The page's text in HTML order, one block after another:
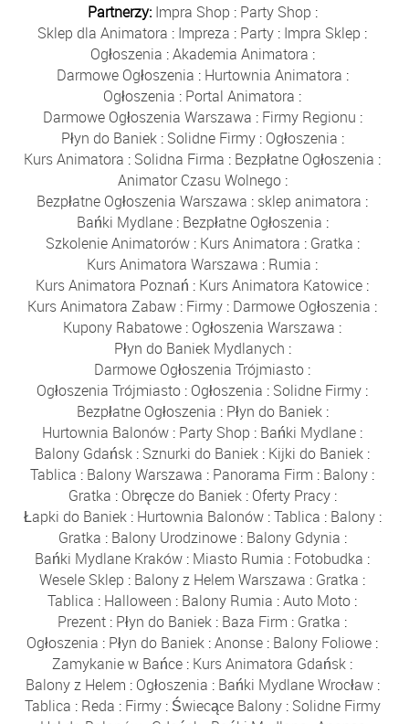
Partnerzy: Impra Shop : Party Shop :
Sklep dla Animatora : Impreza : Party : Impra Sklep :
Ogłoszenia :Akademia Animatora :
Darmowe Ogłoszenia : Hurtownia Animatora :
Ogłoszenia : Portal Animatora :
Darmowe Ogłoszenia Warszawa : Firmy Regionu :
Płyn do Baniek: Solidne Firmy: Ogłoszenia :
Kurs Animatora : Solidna Firma : Bezpłatne Ogłoszenia :
Animator Czasu Wolnego:
Bezpłatne Ogłoszenia Warszawa : sklep animatora :
Bańki Mydlane: Bezpłatne Ogłoszenia :
Szkolenie Animatorów: Kurs Animatora : Gratka :
Kurs Animatora Warszawa : Rumia :
Kurs Animatora Poznań : Kurs Animatora Katowice :
Kurs Animatora Zabaw : Firmy : Darmowe Ogłoszenia :
Kupony Rabatowe : Ogłoszenia Warszawa :
Płyn do Baniek Mydlanych :
Darmowe Ogłoszenia Trójmiasto :
Ogłoszenia Trójmiasto : Ogłoszenia : Solidne Firmy :
Bezpłatne Ogłoszenia : Płyn do Baniek:
Hurtownia Balonów : Party Shop : Bańki Mydlane :
Balony Gdańsk : Sznurki do Baniek : Kijki do Baniek :
Tablica : Balony Warszawa : Panorama Firm : Balony :
Gratka : Obręcze do Baniek: Oferty Pracy:
Łapki do Baniek: Hurtownia Balonów:Tablica : Balony:
Gratka : Balony Urodzinowe: Balony Gdynia :
Bańki Mydlane Kraków : Miasto Rumia : Fotobudka :
Wesele Sklep : Balony z Helem Warszawa : Gratka :
Tablica : Halloween : Balony Rumia :Auto Moto :
Prezent : Płyn do Baniek : Baza Firm : Gratka :
Ogłoszenia : Płyn do Baniek :Anonse : Balony Foliowe :
Zamykanie w Bańce : Kurs Animatora Gdańsk :
Balony z Helem : Ogłoszenia : Bańki Mydlane Wrocław:
Tablica : Reda : Firmy: Świecące Balony: Solidne Firmy